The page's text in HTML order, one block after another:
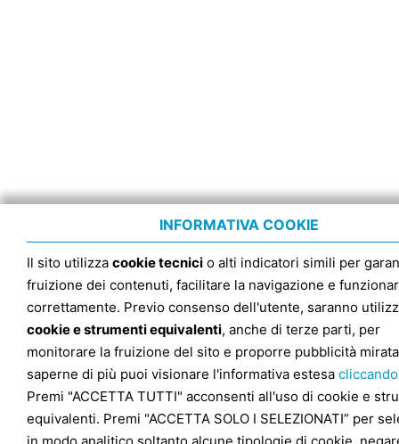
INFORMATIVA COOKIE
Il sito utilizza cookie tecnici o alti indicatori simili per
fruizione dei contenuti, facilitare la navigazione e
correttamente. Previo consenso dell'utente, saranno
cookie e strumenti equivalenti, anche di terze parti, per
monitorare la fruizione del sito e proporre pubblicità
saperne di più puoi visionare l'informativa estesa
Premi "ACCETTA TUTTI" acconsenti all'uso di cookie e
equivalenti. Premi "ACCETTA SOLO I SELEZIONATI” per